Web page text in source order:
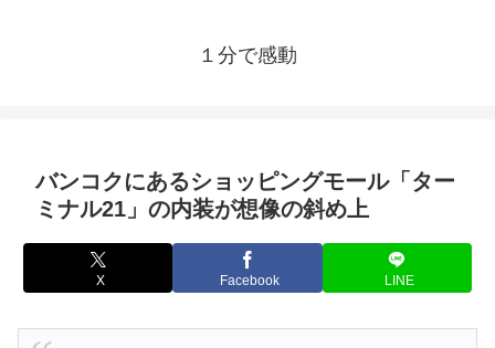
１分で感動
バンコクにあるショッピングモール「ター
ミナル21」の内装が想像の斜め上
X Facebook LINE